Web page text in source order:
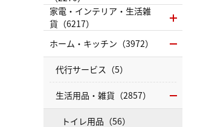
家電・インテリア・生活雑
貨（6217）
ホーム・キッチン（3972）
代行サービス（5）
生活用品・雑貨（2857）
トイレ用品（56）